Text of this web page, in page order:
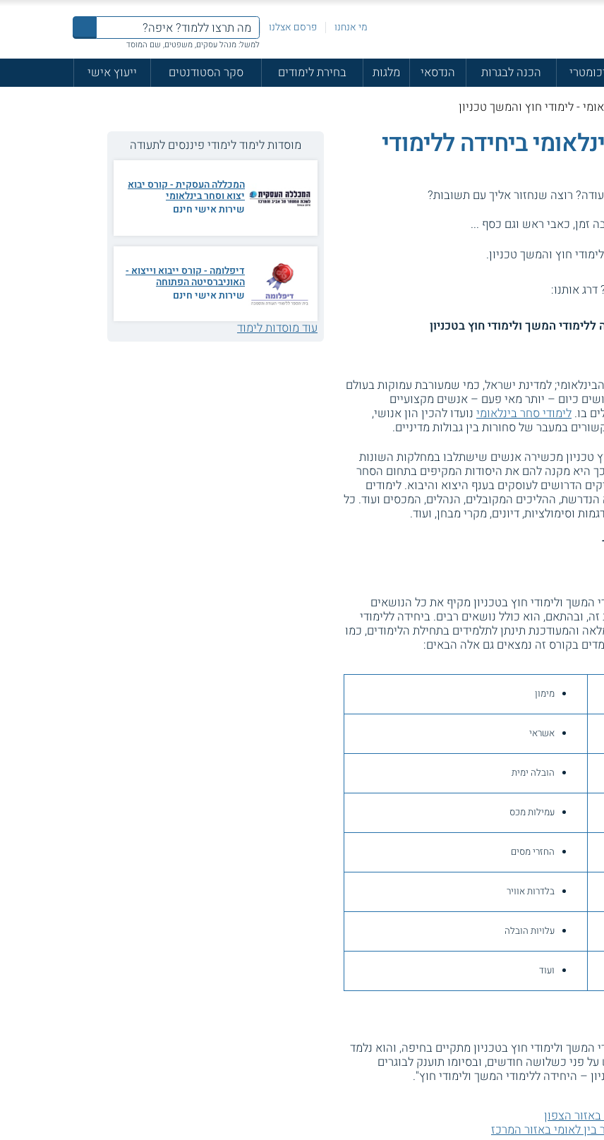
מי אנחנו פרסם אצלנו
למשל: מנהל עסקים, משפטים, שם המוסד
הכנה לבגרות הנדסאי מלגות בחירת לימודים סקר הסטודנטים
ייעוץ אישי
- לימודי חוץ והמשך טכניון
ביחידה ללימודי
רוצה שנחזור אליך עם תשובות?
זמן, כאבי ראש וגם כסף ...
חוץ והמשך טכניון.
דרג אותנו:
ללימודי המשך ולימודי חוץ בטכניון
למדינת ישראל, כמי שמעורבת עמוקות בעולם
כיום – יותר מאי פעם – אנשים מקצועיים
בו. לימודי סחר בינלאומי נועדו להכין הון אנושי,
במעבר של סחורות בין גבולות מדיניים.
טכניון מכשירה אנשים שישתלבו במחלקות השונות
היא מקנה להם את היסודות המקיפים בתחום הסחר
הדרושים לעוסקים בענף היצוא והיבוא. לימודים
ההליכים המקובלים, הנהלים, המכסים ועוד. כל
וסימולציות, דיונים, מקרי מבחן, ועוד.
המשך ולימודי חוץ בטכניון מקיף את כל הנושאים
ובהתאם, הוא כולל נושאים רבים. ביחידה ללימודי
והמעודכנת תינתן לתלמידים בתחילת הלימודים, כמו
בקורס זה נמצאים גם אלה הבאים:
מימון
אשראי
הובלה ימית
עמילות מכס
החזרי מסים
בלדרות אוויר
עלויות הובלה
ועוד
המשך ולימודי חוץ בטכניון מתקיים בחיפה, והוא נלמד
נפרש על פני כשלושה חודשים, ובסיומו תוענק לבוגרים
– היחידה ללימודי המשך ולימודי חוץ".
הצפון
לאומי באזור המרכז
מוסדות לימוד לימודי פיננסים לתעודה
המכללה העסקית - קורס יבוא
יצוא וסחר בינלאומי
שירות אישי חינם
דיפלומה - קורס ייבוא וייצוא -
האוניברסיטה הפתוחה
שירות אישי חינם
עוד מוסדות לימוד